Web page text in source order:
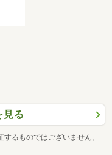
見る
るものではございません。